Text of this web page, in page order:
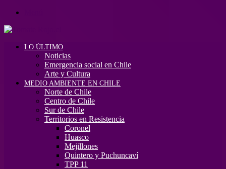
LO ÚLTIMO
Noticias
Emergencia social en Chile
Arte y Cultura
MEDIO AMBIENTE EN CHILE
Norte de Chile
Centro de Chile
Sur de Chile
Territorios en Resistencia
Coronel
Huasco
Mejillones
Quintero y Puchuncaví
TPP 11